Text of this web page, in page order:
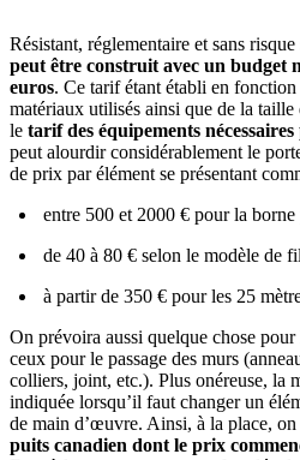
Résistant, réglementaire et sans risque
peut être construit avec un budget
euros. Ce tarif étant établi en
matériaux utilisés ainsi que de la taille
le tarif des équipements
peut alourdir considérablement le
de prix par élément se présentant
entre 500 et 2000 € pour la borne
de 40 à 80 € selon le modèle de
à partir de 350 € pour les 25
On prévoira aussi quelque chose pour
ceux pour le passage des murs
colliers, joint, etc.). Plus onéreuse, la
indiquée lorsqu’il faut changer un
de main d’œuvre. Ainsi, à la place,
puits canadien dont le prix